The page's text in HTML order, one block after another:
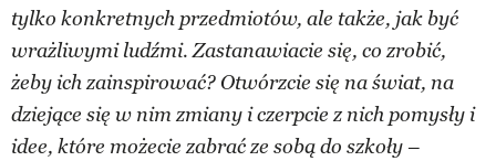
tylko konkretnych przedmiotów, ale także, jak być
wrażliwymi ludźmi. Zastanawiacie się, co zrobić,
żeby ich zainspirować? Otwórzcie się na świat, na
dziejące się w nim zmiany i czerpcie z nich pomysły i
idee, które możecie zabrać ze sobą do szkoły–